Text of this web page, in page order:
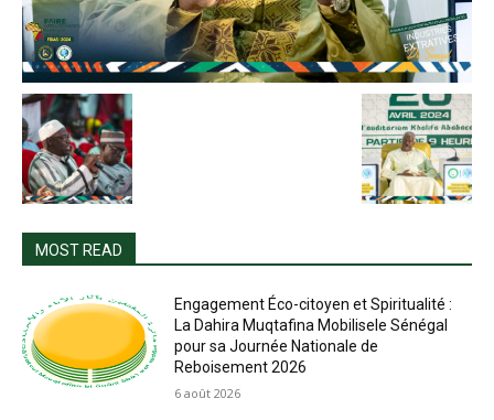
MOST READ
Engagement Éco-citoyen et Spiritualité :
La Dahira Muqtafina Mobilisele Sénégal
pour sa Journée Nationale de
Reboisement 2026
6 août 2026